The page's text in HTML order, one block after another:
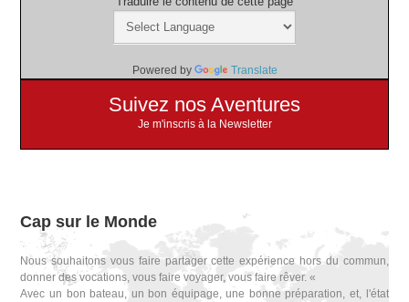
Powered by Translate
Suivez nos Aventures
Je m'inscris à la Newsletter
Cap sur le Monde
Nous souhaitons vous faire partager cette expérience hors du commun,
donner des vocations, vous faire voyager, vous faire rêver. «
Avec un bon bateau, un bon équipage, une bonne préparation, et, l'état